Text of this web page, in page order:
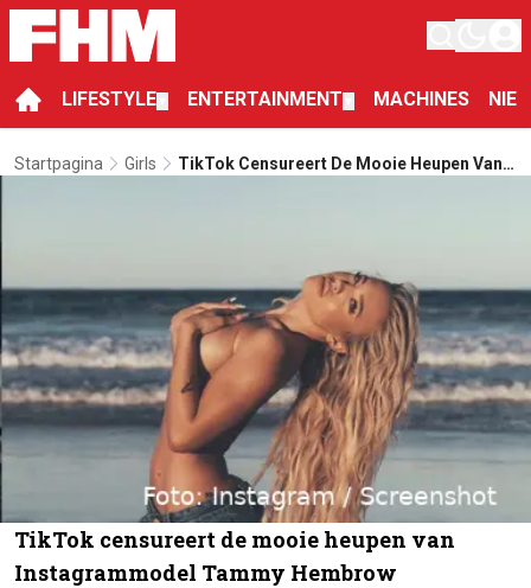
LIFESTYLE ENTERTAINMENT MACHINES
Startpagina Girls
TikTok Censureert De Mooie Heupen Van
TikTok censureert de mooie heupen van
Instagrammodel Tammy Hembrow